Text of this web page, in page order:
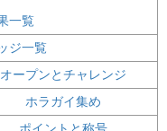
一覧
ジ一覧
オープンとチャレンジ
ホラガイ集め